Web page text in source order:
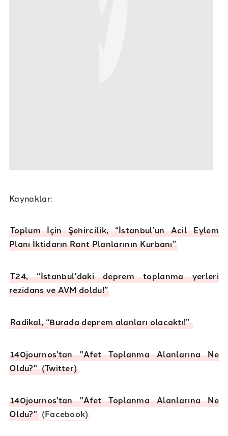
Kaynaklar:
Toplum İçin Şehircilik, “İstanbul’un Acil Eylem
Planı İktidarın Rant Planlarının Kurbanı”
T24, “İstanbul'daki deprem toplanma yerleri
rezidans ve AVM doldu!”
Radikal, “Burada deprem alanları olacaktı!”
140journos'tan "Afet Toplanma Alanlarına Ne
Oldu?" (Twitter)
140journos'tan "Afet Toplanma Alanlarına Ne
Oldu?" (Facebook)